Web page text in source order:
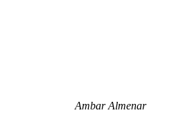
Ambar Almenar